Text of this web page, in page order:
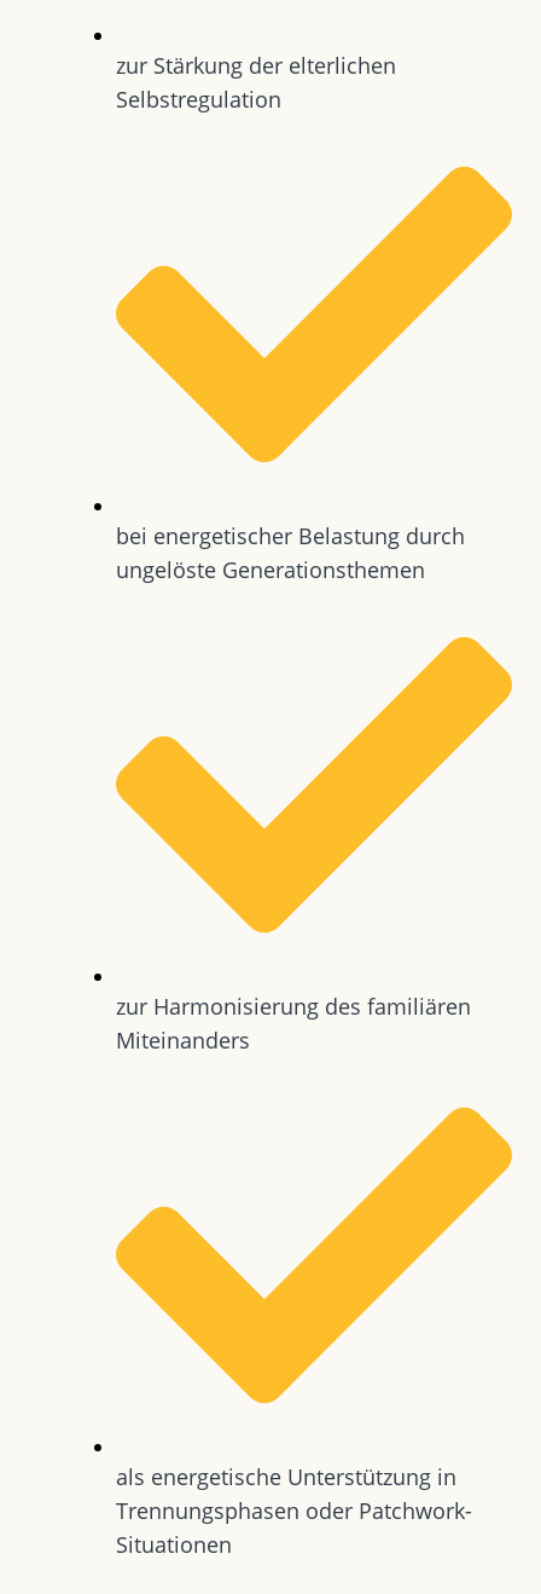
zur Stärkung der elterlichen
Selbstregulation
bei energetischer Belastung durch
ungelöste Generationsthemen
zur Harmonisierung des familiären
Miteinanders
als energetische Unterstützung in
Trennungsphasen oder Patchwork-
Situationen